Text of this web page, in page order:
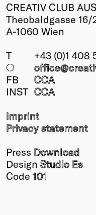
CREATIV CLUB
Theobaldgasse 16/
A-1060 Wien
T
+43 (0)1 408
○
FB
CCA
INST CCA
Imprint
Privacy statement
Press Download
Design Studio Es
Code 101